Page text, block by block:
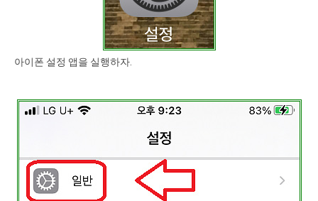
아이폰 설정 앱을 실행하자.